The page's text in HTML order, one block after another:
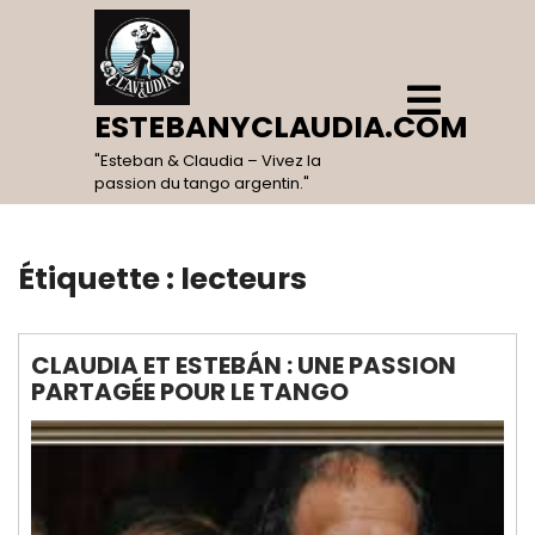
ESTEBANYCLAUDIA.COM
"Esteban & Claudia – Vivez la
passion du tango argentin."
Open
Menu
Étiquette : lecteurs
CLAUDIA ET ESTEBÁN : UNE PASSION
PARTAGÉE POUR LE TANGO